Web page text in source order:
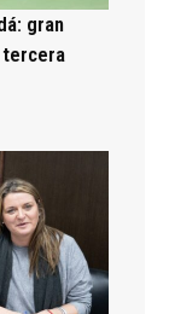
gran
tercera